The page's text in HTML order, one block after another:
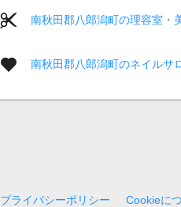
南秋田郡八郎潟町の理容室・
南秋田郡八郎潟町のネイルサ
プライバシーポリシー
Cookieに